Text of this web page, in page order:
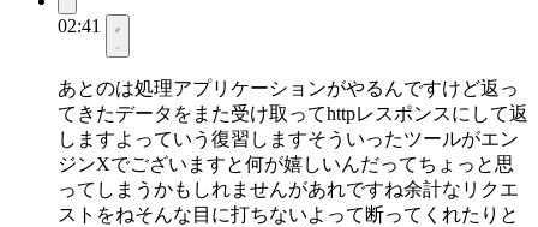
02:41
あとのは処理アプリケーションがやるんですけど返っ
てきたデータをまた受け取ってhttpレスポンスにして返
しますよっていう復習しますそういったツールがエン
ジンXでございますと何が嬉しいんだってちょっと思
ってしまうかもしれませんがあれですね余計なリクエ
ストをねそんな目に打ちないよって断ってくれたりと